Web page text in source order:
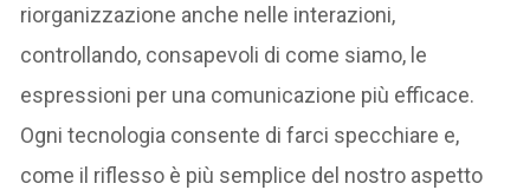
riorganizzazione anche nelle interazioni,
controllando, consapevoli di come siamo, le
espressioni per una comunicazione più efficace.
Ogni tecnologia consente di farci specchiare e,
come il riflesso è più semplice del nostro aspetto